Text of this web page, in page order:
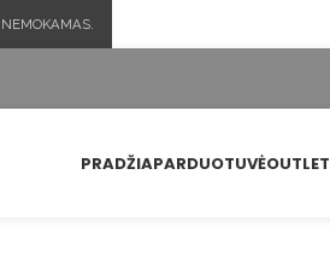
PRADŽIAPARDUOTUVĖOUTLET